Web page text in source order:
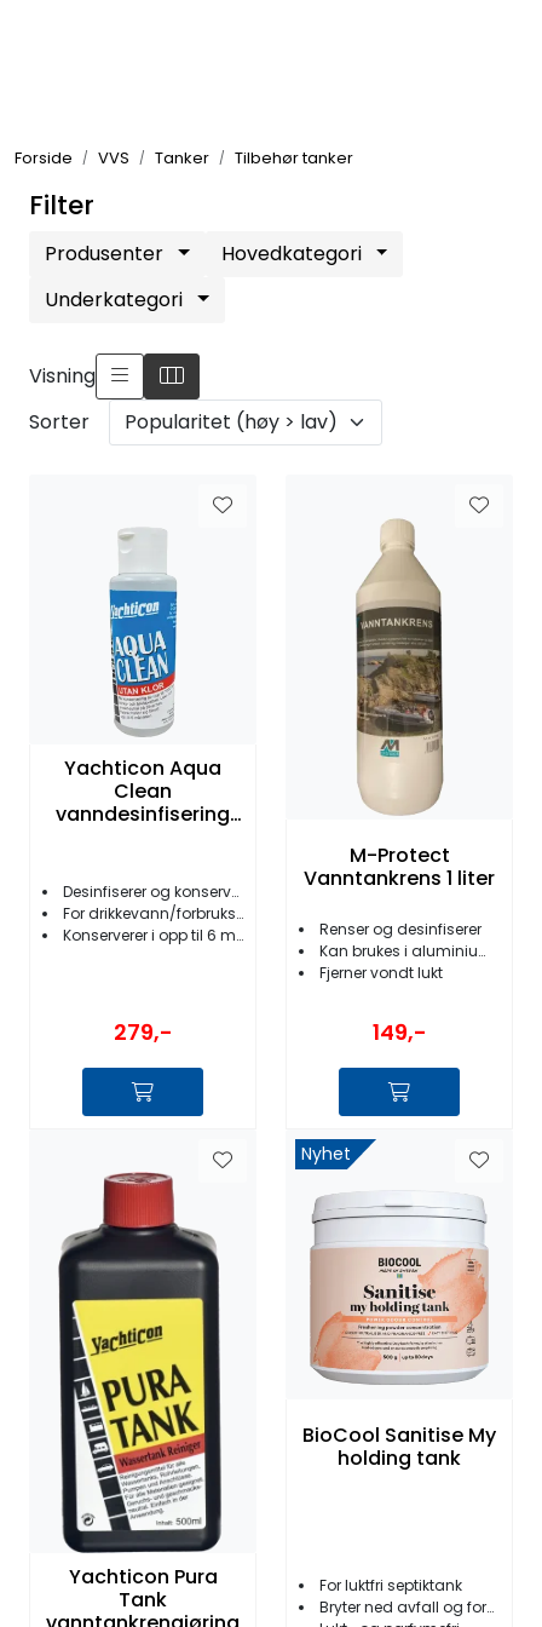
Forside VVS Tanker Tilbehør tanker
Filter
Produsenter
Hovedkategori
Underkategori
Visning
Sorter
Yachticon Aqua
Clean
vanndesinfisering
Desinfiserer og konserverer
For drikkevann/forbruksvann
Konserverer i opp til 6 måneder
279,-
M-Protect
Vanntankrens 1 liter
Renser og desinfiserer
Kan brukes i aluminiumtank
Fjerner vondt lukt
149,-
Yachticon Pura
Tank
Nyhet
BioCool Sanitise My
holding tank
For luktfri septiktank
Bryter ned avfall og forenkler tømming
Bygg/Innredning
VVS
Fortøyning
Fritid/Sikkerhet
Båtpleie/Opplag
Seil